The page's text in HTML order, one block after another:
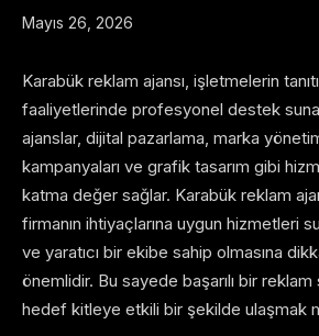
Mayıs 26, 2026
Karabük reklam ajansı, işletmelerin
faaliyetlerinde profesyonel destek
ajanslar, dijital pazarlama, marka
kampanyaları ve grafik tasarım gibi
katma değer sağlar. Karabük reklam
firmanın ihtiyaçlarına uygun hizmetleri
ve yaratıcı bir ekibe sahip olmasına
önemlidir. Bu sayede başarılı bir
hedef kitleye etkili bir şekilde ulaşmak